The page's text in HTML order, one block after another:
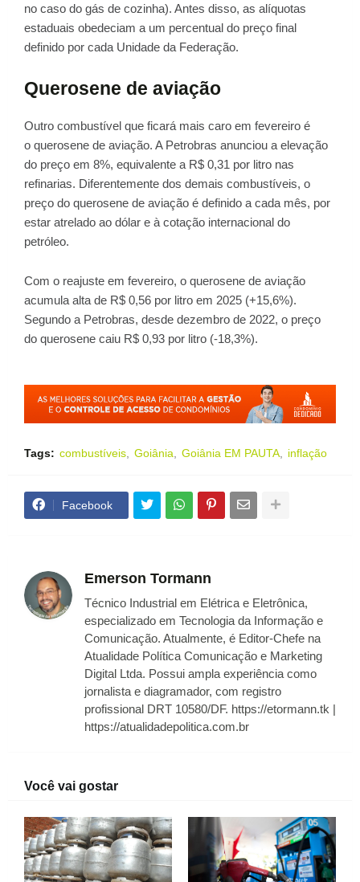
no caso do gás de cozinha). Antes disso, as alíquotas
estaduais obedeciam a um percentual do preço final
definido por cada Unidade da Federação.
Querosene de aviação
Outro combustível que ficará mais caro em fevereiro é
o querosene de aviação. A Petrobras anunciou a elevação
do preço em 8%, equivalente a R$ 0,31 por litro nas
refinarias. Diferentemente dos demais combustíveis, o
preço do querosene de aviação é definido a cada mês, por
estar atrelado ao dólar e à cotação internacional do
petróleo.
Com o reajuste em fevereiro, o querosene de aviação
acumula alta de R$ 0,56 por litro em 2025 (+15,6%).
Segundo a Petrobras, desde dezembro de 2022, o preço
do querosene caiu R$ 0,93 por litro (-18,3%).
Tags: combustíveis Goiânia Goiânia EM PAUTA inflação
Facebook
Emerson Tormann
Técnico Industrial em Elétrica e Eletrônica,
especializado em Tecnologia da Informação e
Comunicação. Atualmente, é Editor-Chefe na
Atualidade Política Comunicação e Marketing
Digital Ltda. Possui ampla experiência como
jornalista e diagramador, com registro
profissional DRT 10580/DF. https://etormann.tk |
https://atualidadepolitica.com.br
Você vai gostar